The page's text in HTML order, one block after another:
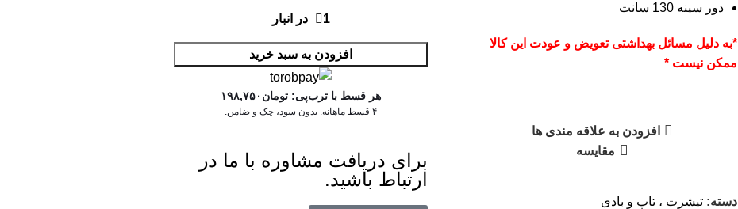
دور سینه 130 سانت
*به دلیل مسائل بهداشتی تعویض و عودت این کالا
ممکن نیست *
افزودن به علاقه مندی ها
مقایسه
دسته: تیشرت ، تاپ و بادی
1 در انبار
افزودن به سبد خرید
هر قسط با ترب‌پی: تومان ۱۹۸,۷۵۰
۴ قسط ماهانه. بدون سود، چک و ضامن.
برای دریافت مشاوره با ما در
ارتباط باشید.